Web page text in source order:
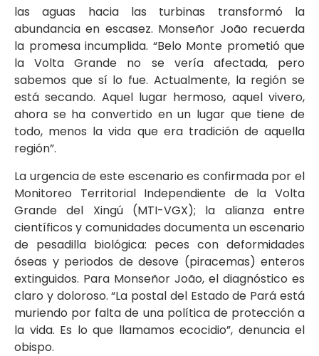
las aguas hacia las turbinas transformó la
abundancia en escasez. Monseñor João recuerda
la promesa incumplida. “Belo Monte prometió que
la Volta Grande no se vería afectada, pero
sabemos que sí lo fue. Actualmente, la región se
está secando. Aquel lugar hermoso, aquel vivero,
ahora se ha convertido en un lugar que tiene de
todo, menos la vida que era tradición de aquella
región”.
La urgencia de este escenario es confirmada por el
Monitoreo Territorial Independiente de la Volta
Grande del Xingú (MTI-VGX); la alianza entre
científicos y comunidades documenta un escenario
de pesadilla biológica: peces con deformidades
óseas y periodos de desove (piracemas) enteros
extinguidos. Para Monseñor João, el diagnóstico es
claro y doloroso. “La postal del Estado de Pará está
muriendo por falta de una política de protección a
la vida. Es lo que llamamos ecocidio”, denuncia el
obispo.